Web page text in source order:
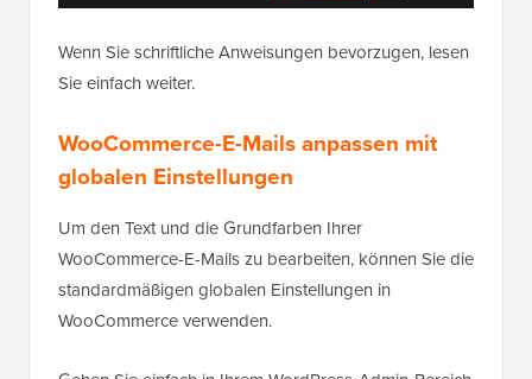
Wenn Sie schriftliche Anweisungen bevorzugen, lesen
Sie einfach weiter.
WooCommerce-E-Mails anpassen mit
globalen Einstellungen
Um den Text und die Grundfarben Ihrer
WooCommerce-E-Mails zu bearbeiten, können Sie die
standardmäßigen globalen Einstellungen in
WooCommerce verwenden.